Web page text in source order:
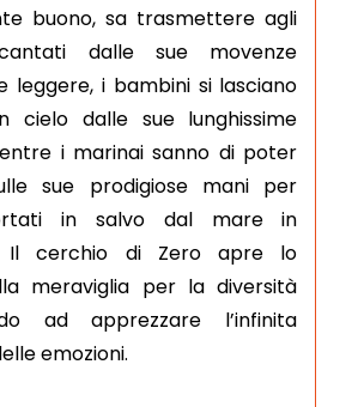
buono, sa trasmettere agli
dalle sue movenze
leggere, i bambini si lasciano
cielo dalle sue lunghissime
i marinai sanno di poter
sue prodigiose mani per
in salvo dal mare in
Il cerchio di Zero apre lo
meraviglia per la diversità
ad apprezzare l’infinita
emozioni.